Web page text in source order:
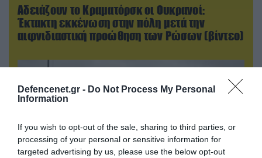
Defencenet.gr - Do Not Process My Personal
Information
If you wish to opt-out of the sale, sharing to third parties, or
processing of your personal or sensitive information for
targeted advertising by us, please use the below opt-out
Αδειάζουν το Κραματόρσκ οι Ουκρανοί:
Έκτακτη εκκένωση στην πόλη μετά την
αιφνιδιαστική προώθηση των Ρώσων (βίντεο)